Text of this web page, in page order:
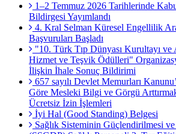
1–2 Temmuz 2026 Tarihlerinde
Bildirgesi Yayımlandı
4. Kral Selman Küresel Engellilik
Başvuruları Başladı
"10. Türk Tıp Dünyası Kurultayı
Hizmet ve Teşvik Ödülleri"
İlişkin İhale Sonuç Bildirimi
657 sayılı Devlet Memurları
Göre Mesleki Bilgi ve Görgü
Ücretsiz İzin İşlemleri
İyi Hal (Good Standing) Belgesi
Sağlık Sisteminin Güçlendirilmesi